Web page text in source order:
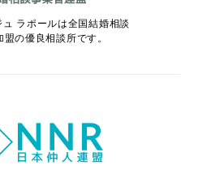
ラポールは全国結婚相談
の優良相談所です。